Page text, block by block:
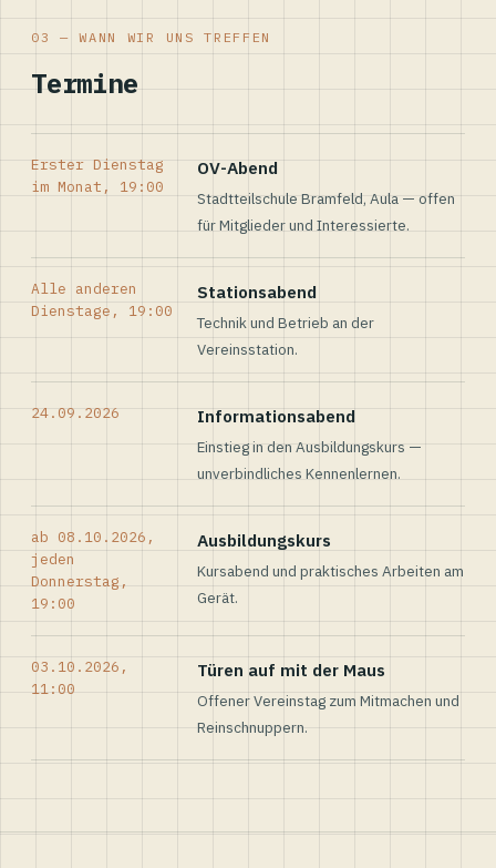
03 — WANN WIR UNS TREFFEN
Termine
Erster Dienstag
im Monat, 19:00
OV-Abend
Stadtteilschule Bramfeld, Aula — offen
für Mitglieder und Interessierte.
Alle anderen
Dienstage, 19:00
Stationsabend
Technik und Betrieb an der
Vereinsstation.
24.09.2026 Informationsabend
Einstieg in den Ausbildungskurs —
unverbindliches Kennenlernen.
ab 08.10.2026,
jeden
Donnerstag,
19:00
Ausbildungskurs
Kursabend und praktisches Arbeiten am
Gerät.
03.10.2026,
11:00
Türen auf mit der Maus
Offener Vereinstag zum Mitmachen und
Reinschnuppern.